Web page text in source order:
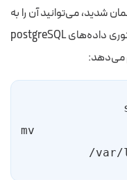
شدید، می‌توانید آن را به
نسخه قبلی بازگردانید. برای اینکار باید دایرکتوری داده‌های postgreSQL
mv /
/var/